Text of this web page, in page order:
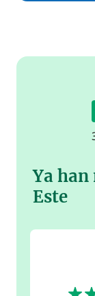
4
Ya han
Este